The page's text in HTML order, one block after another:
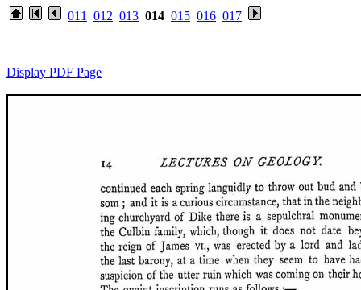
011 012 013 014 015 016 017
Display PDF Page